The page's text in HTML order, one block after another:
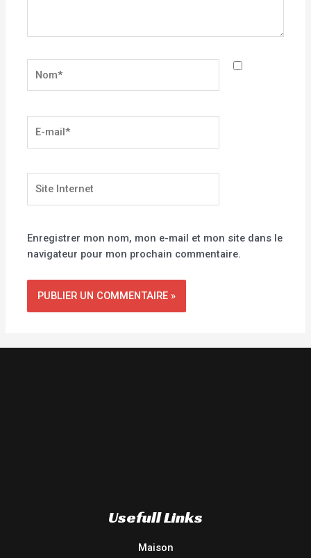
mail*
Internet
Enregistrer mon nom, mon e-mail et mon site dans le
navigateur pour mon prochain commentaire.
Usefull Links
Maison